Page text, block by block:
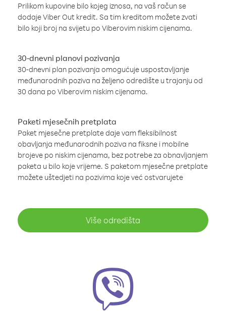
Prilikom kupovine bilo kojeg iznosa, na vaš račun se
dodaje Viber Out kredit. Sa tim kreditom možete zvati
bilo koji broj na svijetu po Viberovim niskim cijenama.
30-dnevni planovi pozivanja
30-dnevni plan pozivanja omogućuje uspostavljanje
međunarodnih poziva na željeno odredište u trajanju od
30 dana po Viberovim niskim cijenama.
Paketi mjesečnih pretplata
Paket mjesečne pretplate daje vam fleksibilnost
obavljanja međunarodnih poziva na fiksne i mobilne
brojeve po niskim cijenama, bez potrebe za obnavljanjem
paketa u bilo koje vrijeme. S paketom mjesečne pretplate
možete uštedjeti na pozivima koje već ostvarujete
Više odredišta